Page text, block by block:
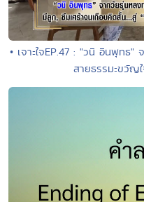
• เจาะใจEP.47 : "วนิ อินพุทธ
สายธรรมะขวัญ